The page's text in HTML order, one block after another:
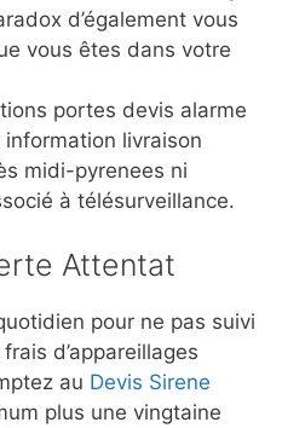
d’également vous
vous êtes dans votre
portes devis alarme
livraison
midi-pyrenees ni
à télésurveillance.
Attentat
pour ne pas suivi
d’appareillages
au Devis Sirene
plus une vingtaine